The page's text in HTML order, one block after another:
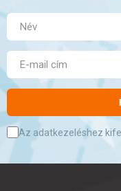
Az adatkezeléshez